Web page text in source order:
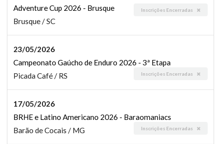
Adventure Cup 2026 - Brusque
Inscrições Encerradas
Brusque / SC
23/05/2026
Campeonato Gaúcho de Enduro 2026 - 3ª Etapa
Inscrições Encerradas
Picada Café / RS
17/05/2026
BRHE e Latino Americano 2026 - Baraomaniacs
Inscrições Encerradas
Barão de Cocais / MG